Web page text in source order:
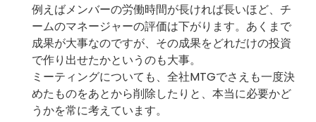
例えばメンバーの労働時間が長ければ長いほど、チ
ームのマネージャーの評価は下がります。あくまで
成果が大事なのですが、その成果をどれだけの投資
で作り出せたかというのも大事。
ミーティングについても、全社MTGでさえも一度決
めたものをあとから削除したりと、本当に必要かど
うかを常に考えています。